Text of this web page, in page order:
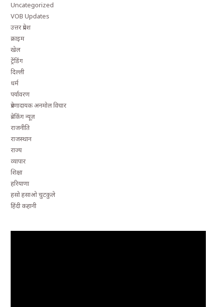
Uncategorized
VOB Updates
उत्तर प्रदेश
क्राइम
खेल
ट्रेंडिंग
दिल्ली
धर्म
पर्यावरण
प्रेरणादायक अनमोल विचार
ब्रेकिंग न्यूज़
राजनीति
राजस्थान
राज्य
व्यापार
शिक्षा
हरियाणा
हसो हसाओ चुटकुले
हिंदी कहानी